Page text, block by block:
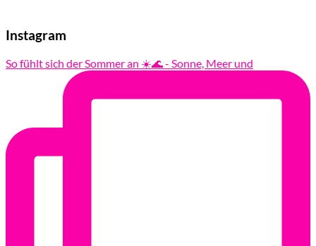
Instagram
So fühlt sich der Sommer an ☀️🌊 - Sonne, Meer und